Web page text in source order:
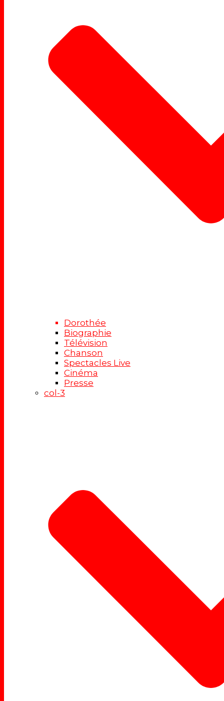
Dorothée
Biographie
Télévision
Chanson
Spectacles Live
Cinéma
Presse
col-3